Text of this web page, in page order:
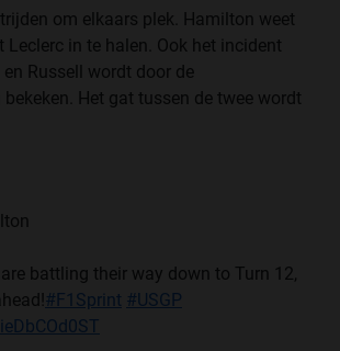
om elkaars plek. Hamilton weet
Leclerc in te halen. Ook het incident
Russell wordt door de
Het gat tussen de twee wordt
battling their way down to Turn 12,
#F1Sprint #USGP